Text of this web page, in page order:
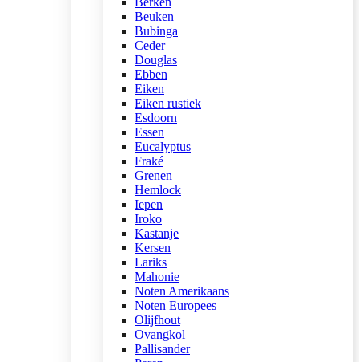
Beuken
Bubinga
Ceder
Douglas
Ebben
Eiken
Eiken rustiek
Esdoorn
Essen
Eucalyptus
Fraké
Grenen
Hemlock
Iepen
Iroko
Kastanje
Kersen
Lariks
Mahonie
Noten Amerikaans
Noten Europees
Olijfhout
Ovangkol
Pallisander